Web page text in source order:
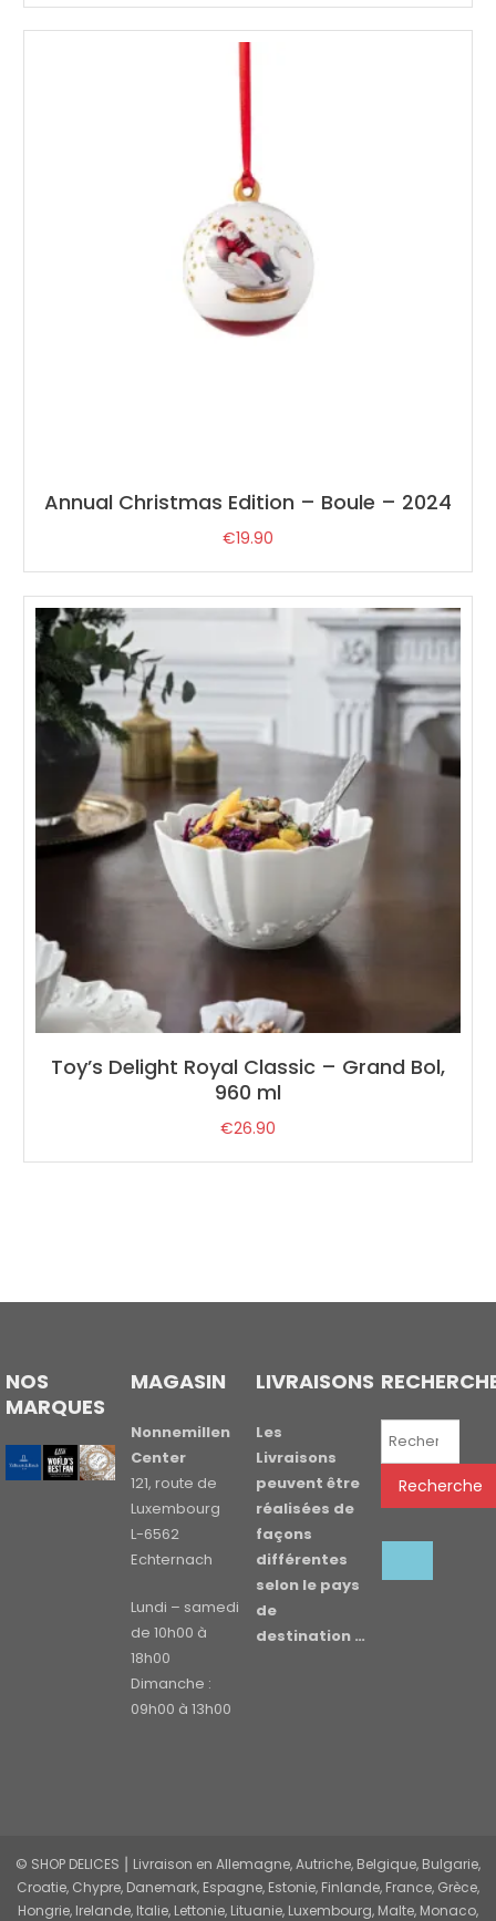
Annual Christmas Edition – Boule – 2024
€19.90
Toy’s Delight Royal Classic – Grand Bol,
960 ml
€26.90
NOS
MARQUES
MAGASIN
Nonnemillen
Center
121, route de
Luxembourg
L-6562
Echternach
Lundi – samedi
de 10h00 à
18h00
Dimanche :
09h00 à 13h00
LIVRAISONS
Les
Livraisons
peuvent être
réalisées de
façons
différentes
selon le pays
de
destination …
Recherche
Recherche
© SHOP DELICES ⎮ Livraison en Allemagne, Autriche, Belgique, Bulgarie,
Croatie, Chypre, Danemark, Espagne, Estonie, Finlande, France, Grèce,
Hongrie, Irelande, Italie, Lettonie, Lituanie, Luxembourg, Malte, Monaco,